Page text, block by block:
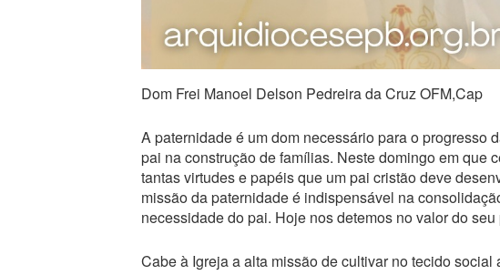
Dom Frei Manoel Delson Pedreira da Cruz OFM,Cap
A paternidade é um dom necessário para o progresso
pai na construção de famílias. Neste domingo em que
tantas virtudes e papéis que um pai cristão deve
missão da paternidade é indispensável na
necessidade do pai. Hoje nos detemos no valor do seu
Cabe à Igreja a alta missão de cultivar no tecido